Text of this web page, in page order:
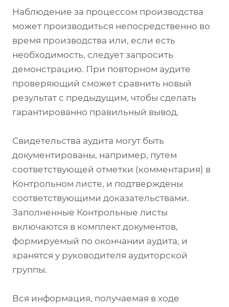
Наблюдение за процессом производства
может производиться непосредственно во
время производства или, если есть
необходимость, следует запросить
демонстрацию. При повторном аудите
проверяющий сможет сравнить новый
результат с предыдущим, чтобы сделать
гарантированно правильный вывод.
Свидетельства аудита могут быть
документированы, например, путем
соответствующей отметки (комментария) в
Контрольном листе, и подтверждены
соответствующими доказательствами.
Заполненные Контрольные листы
включаются в комплект документов,
формируемый по окончании аудита, и
хранятся у руководителя аудиторской
группы.
Вся информация, получаемая в ходе